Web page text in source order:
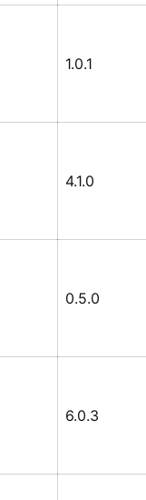
1.0.1
4.1.0
0.5.0
6.0.3